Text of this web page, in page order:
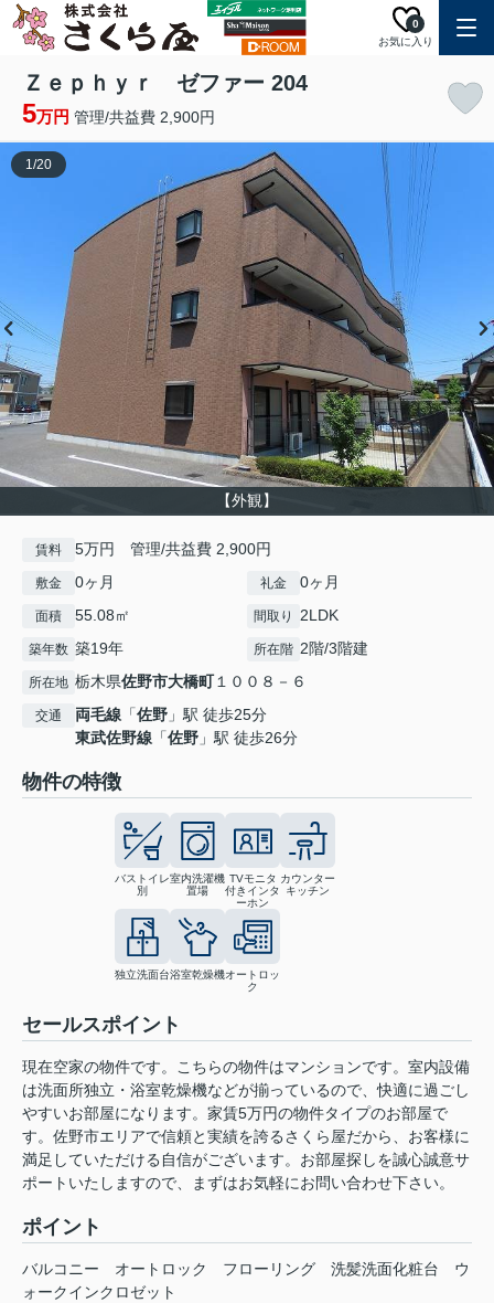
お気に入り
0
Ｚｅｐｈｙｒ ゼファー 204
5万円 管理/共益費 2,900円
【外観】
1/20
賃料 5万円 管理/共益費 2,900円
敷金 0ヶ月 礼金 0ヶ月
面積 55.08㎡ 間取り 2LDK
築年数 築19年 所在階 2階/3階建
所在地 栃木県佐野市大橋町１００８－６
交通 両毛線 「佐野 」駅 徒歩25分
東武佐野線 「佐野 」駅 徒歩26分
物件の特徴
バストイレ
別
室内洗濯機
置場
TVモニタ
付きインタ
ーホン
カウンター
キッチン
独立洗面台浴室乾燥機オートロッ
ク
セールスポイント
現在空家の物件です。こちらの物件はマンションです。室内設備
は洗面所独立・浴室乾燥機などが揃っているので、快適に過ごし
やすいお部屋になります。家賃5万円の物件タイプのお部屋で
す。佐野市エリアで信頼と実績を誇るさくら屋だから、お客様に
満足していただける自信がございます。お部屋探しを誠心誠意サ
ポートいたしますので、まずはお気軽にお問い合わせ下さい。
ポイント
バルコニー オートロック フローリング 洗髪洗面化粧台
ウ
ォークインクロゼット